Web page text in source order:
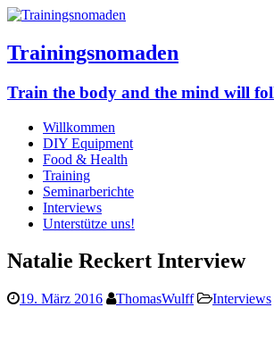
Trainingsnomaden
Train the body and the mind will
Willkommen
DIY Equipment
Food & Health
Training
Seminarberichte
Interviews
Unterstütze uns!
Natalie Reckert Interview
19. März 2016 ThomasWulff Interviews